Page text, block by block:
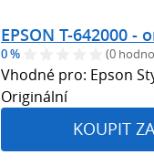
EPSON T-642000 -
0 % (0
Vhodné pro: Epson
Originální
KOUPIT